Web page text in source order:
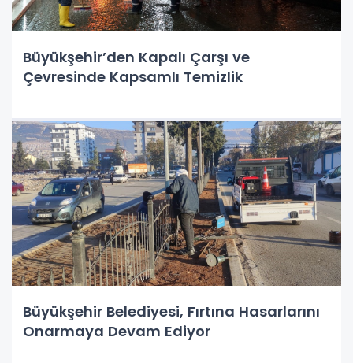
Büyükşehir’den Kapalı Çarşı ve
Çevresinde Kapsamlı Temizlik
Büyükşehir Belediyesi, Fırtına Hasarlarını
Onarmaya Devam Ediyor